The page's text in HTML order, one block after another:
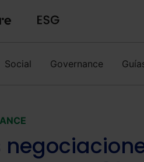
Social Governance